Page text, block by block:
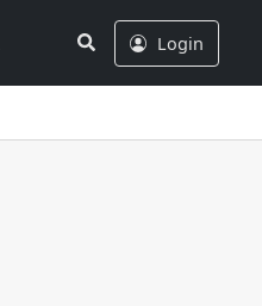
Search Login